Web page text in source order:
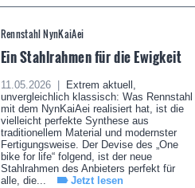
Rennstahl NynKaiAei
Ein Stahlrahmen für die Ewigkeit
11.05.2026 |
Extrem aktuell,
unvergleichlich klassisch: Was Rennstahl
mit dem NynKaiAei realisiert hat, ist die
vielleicht perfekte Synthese aus
traditionellem Material und modernster
Fertigungsweise. Der Devise des „One
bike for life“ folgend, ist der neue
Stahlrahmen des Anbieters perfekt für
alle, die...
Jetzt lesen